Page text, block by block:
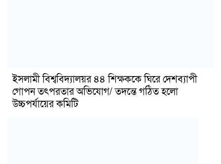
ইসলামী বিশ্ববিদ্যালয়র ৪৪ শিক্ষককে ঘিরে দেশব্যাপী
গোপন তৎপরতার অভিযোগ/ তদন্তে গঠিত হলো
উচ্চপর্যায়ের কমিটি